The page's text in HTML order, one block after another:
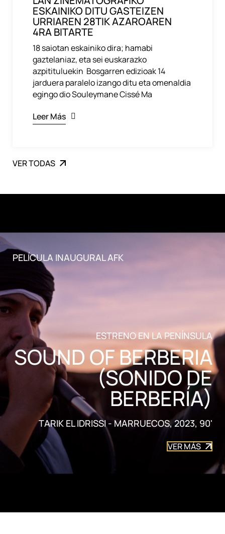
ESKAINIKO DITU GASTEIZEN
URRIAREN 28TIK AZAROAREN
4RA BITARTE
18 saiotan eskainiko dira; hamabi
gaztelaniaz, eta sei euskarazko
azpitituluekin Bosgarren edizioak 14
jarduera paralelo izango ditu eta omenaldia
egingo dio Souleymane Cissé Ma
Leer Más
VER TODAS
PELÍCULA INAUGURAL AFK
ESTRENO EN LA PENÍNSULA
SOUND OF BERBERIA
(SONIDO DE
BERBERÍA)
TARIK EL IDRISSI - MARRUECOS, 2023, 90'
VER MÁS